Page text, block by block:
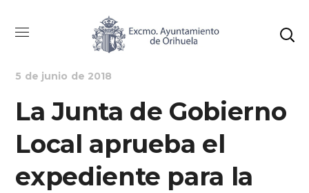
AYUNTAMIENTO NOTICIAS
5 de junio de 2018
La Junta de Gobierno
Local aprueba el
expediente para la